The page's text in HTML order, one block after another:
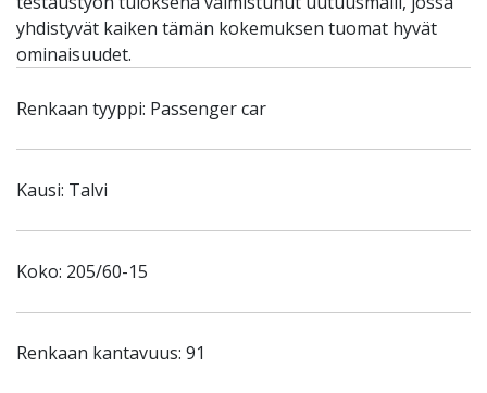
yhdistyvät kaiken tämän kokemuksen tuomat hyvät
ominaisuudet.
Renkaan tyyppi: Passenger car
Kausi: Talvi
Koko: 205/60-15
Renkaan kantavuus: 91